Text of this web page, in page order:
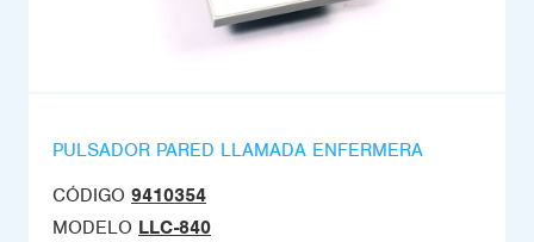
PULSADOR PARED LLAMADA ENFERMERA
CÓDIGO 9410354
MODELO LLC-840